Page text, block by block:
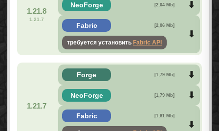
1.21.8
1.21.7
NeoForge [2,04 Mb]
Fabric [2,06 Mb]
требуется установить Fabric API
1.21.7
Forge [1,79 Mb]
NeoForge [1,79 Mb]
Fabric [1,81 Mb]